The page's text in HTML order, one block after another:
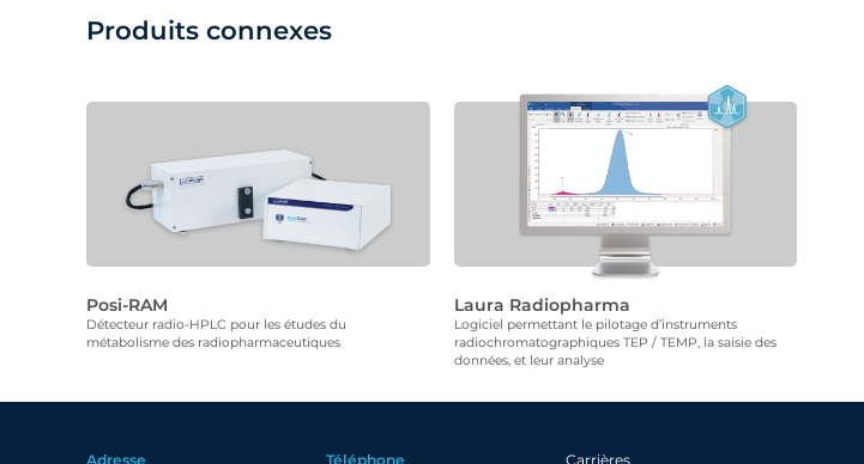
Produits connexes
Posi-RAM
Détecteur radio-HPLC pour les études du
métabolisme des radiopharmaceutiques
Laura Radiopharma
Logiciel permettant le pilotage d’instruments
radiochromatographiques TEP / TEMP, la saisie des
données, et leur analyse
Adresse Téléphone Carrières